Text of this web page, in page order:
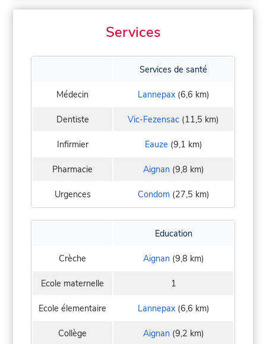
Services
Services de santé
Médecin Lannepax(6,6 km)
Dentiste Vic-Fezensac (11,5 km)
Infirmier Eauze (9,1 km)
Pharmacie Aignan(9,8 km)
Urgences Condom(27,5 km)
Education
Crèche Aignan(9,8 km)
Ecole maternelle 1
Ecole élementaire Lannepax(6,6 km)
Collège Aignan(9,2 km)